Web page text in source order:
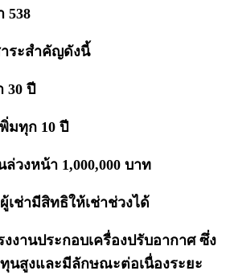
538
ระสำคัญดังนี้
30 ปี
มทุก 10 ปี
ล่วงหน้า 1,000,000 บาท
ช่ามีสิทธิให้เช่าช่วงได้
งานประกอบเครื่องปรับอากาศ ซึ่ง
นสูงและมีลักษณะต่อเนื่องระยะ